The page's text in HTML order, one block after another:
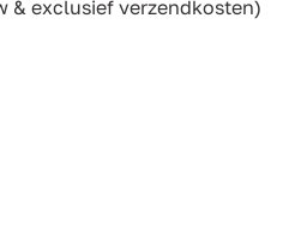
& exclusief verzendkosten)